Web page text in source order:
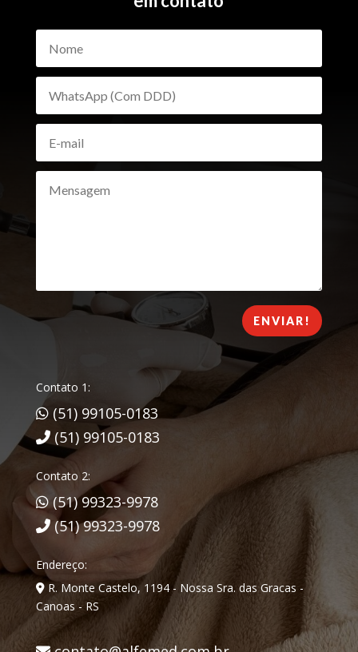
ENVIAR!
Contato 1:
(51) 99105-0183
(51) 99105-0183
Contato 2:
(51) 99323-9978
(51) 99323-9978
Endereço:
R. Monte Castelo, 1194 - Nossa Sra. das Gracas -
Canoas - RS